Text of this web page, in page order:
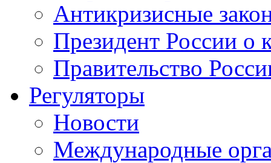
Антикризисные
Президент России о
Правительство
Регуляторы
Новости
Международные